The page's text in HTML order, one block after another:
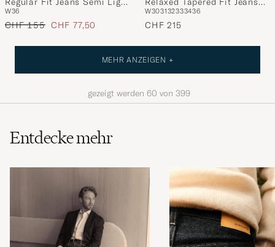
Blue Worn In
W36
Regulärer Preis
CHF 155 Reduzierter Preis
CHF 77,50
Vintage Blue
W303132333436
CHF 215
MEHR ANZEIGEN +
gezeigt werden 60 von 399
Entdecke mehr